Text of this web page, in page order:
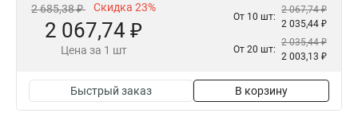
2 685,38 ₽ Скидка 23%
2 067,74 ₽
Цена за 1 шт
От 10 шт:
2 067,74 ₽
2 035,44 ₽
От 20 шт:
2 035,44 ₽
2 003,13 ₽
Быстрый заказ В корзину